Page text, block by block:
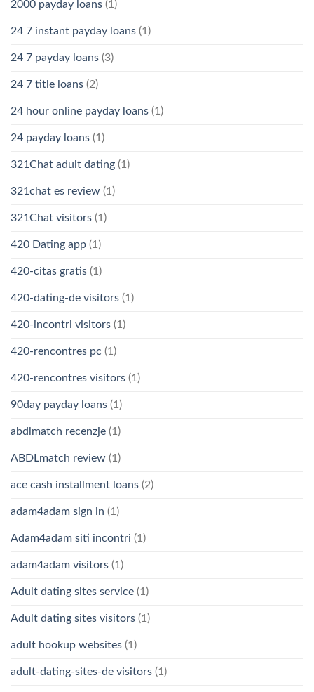
2000 payday loans (1)
24 7 instant payday loans (1)
24 7 payday loans (3)
24 7 title loans (2)
24 hour online payday loans (1)
24 payday loans (1)
321Chat adult dating (1)
321chat es review (1)
321Chat visitors (1)
420 Dating app (1)
420-citas gratis (1)
420-dating-de visitors (1)
420-incontri visitors (1)
420-rencontres pc (1)
420-rencontres visitors (1)
90day payday loans (1)
abdlmatch recenzje (1)
ABDLmatch review (1)
ace cash installment loans (2)
adam4adam sign in (1)
Adam4adam siti incontri (1)
adam4adam visitors (1)
Adult dating sites service (1)
Adult dating sites visitors (1)
adult hookup websites (1)
adult-dating-sites-de visitors (1)